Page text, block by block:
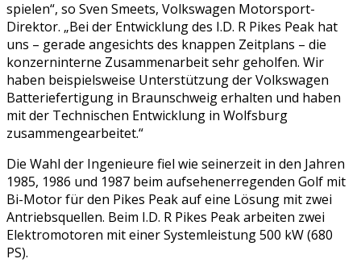
spielen“, so Sven Smeets, Volkswagen Motorsport-
Direktor. „Bei der Entwicklung des I.D. R Pikes Peak hat
uns – gerade angesichts des knappen Zeitplans – die
konzerninterne Zusammenarbeit sehr geholfen. Wir
haben beispielsweise Unterstützung der Volkswagen
Batteriefertigung in Braunschweig erhalten und haben
mit der Technischen Entwicklung in Wolfsburg
zusammengearbeitet.“
Die Wahl der Ingenieure fiel wie seinerzeit in den Jahren
1985, 1986 und 1987 beim aufsehenerregenden Golf mit
Bi-Motor für den Pikes Peak auf eine Lösung mit zwei
Antriebsquellen. Beim I.D. R Pikes Peak arbeiten zwei
Elektromotoren mit einer Systemleistung 500 kW (680
PS).